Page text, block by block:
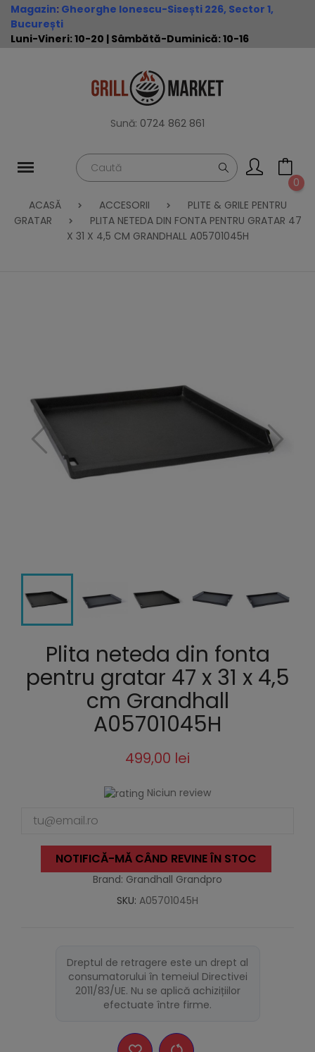
Magazin: Gheorghe Ionescu-Sisești 226, Sector 1,
București
Luni-Vineri: 10-20 | Sâmbătă-Duminică: 10-16
Sună: 0724 862 861
0
ACASĂ
ACCESORII
PLITE & GRILE PENTRU
GRATAR
PLITA NETEDA DIN FONTA PENTRU GRATAR 47
X 31 X 4,5 CM GRANDHALL A05701045H
Plita neteda din fonta
pentru gratar 47 x 31 x 4,5
cm Grandhall
A05701045H
499,00 lei
Niciun review
NOTIFICĂ-MĂ CÂND REVINE ÎN STOC
Brand: Grandhall Grandpro
SKU: A05701045H
Dreptul de retragere este un drept al
consumatorului în temeiul Directivei
2011/83/UE. Nu se aplică achizițiilor
efectuate între firme.